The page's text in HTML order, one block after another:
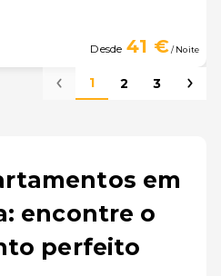
Desde 41 €/ Noite
1 2 3
em
encontre o
perfeito